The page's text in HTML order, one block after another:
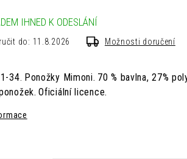
34 Ponožky Mimoni. 70 % bavlna, 27%
Oficiální licence.
IHNED K ODESLÁNÍ
do: 11.8.2026 Možnosti doručení